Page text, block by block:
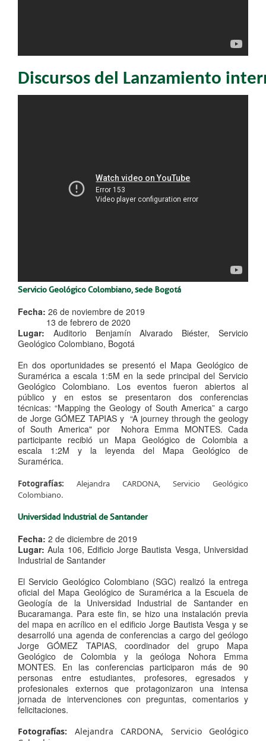
Discursos del Lanzamiento
Servicio Geológico Colombiano, sede Bogotá ​
Fecha: 26 de noviembre de 2019
13 de febrero de 2020
Lugar: Auditorio Benjamín Alvarado Biéster, Servicio
Geológico Colombiano, Bogotá
En dos oportunidades se presentó el Mapa Geológico de
Suramérica a escala 1:5M en la sede principal del Servicio
Geológico Colombiano. Los eventos fueron abiertos al
público y en estos se presentaron dos conferencias
técnicas:“Mapping the Geology of South America” a cargo
de Jorge GÓMEZ TAPIAS y “A journey through the geology
of South America" por Nohora Emma MONTES. Cada
participante recibió un Mapa Geológico de Colombia a
escala 1:2M y la leyenda del Mapa Geológico de
Suramérica.
Fotografías: Alejandra CARDONA, Servicio Geológico
Colombiano.
Universidad Industrial de Santander ​
Fecha: 2 de diciembre de 2019
Lugar: ​Aula 106, Edificio Jorge Bautista Vesga, Universidad
Industrial de Santander
El Servicio Geológico Colombiano (SGC) realizó la entrega
oficial del Mapa Geológico de Suramérica a la Escuela de
Geología de la Universidad Industrial de Santander en
Bucaramanga. Para este fin, se hizo una instalación previa
del mapa en acrílico en el edificio Jorge Bautista Vesga y se
desarrolló una agenda de conferencias a cargo del geólogo
Jorge GÓMEZ TAPIAS, coordinador del grupo Mapa
Geológico de Colombia y la geóloga Nohora Emma
MONTES. En las conferencias participaron más de 90
personas entre estudiantes, profesores, egresados y
profesionales externos que protagonizaron una intensa
jornada de intervenciones con preguntas, comentarios y
felicitaciones.
Fotografías: Alejandra CARDONA, Servicio Geológico